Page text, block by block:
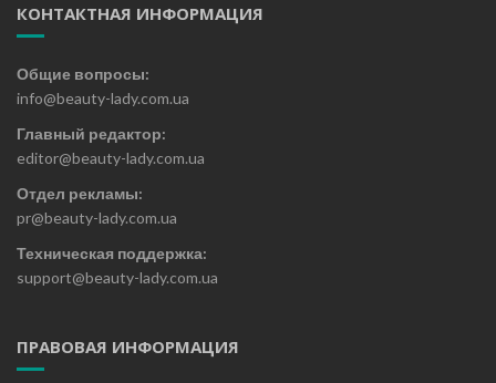
КОНТАКТНАЯ ИНФОРМАЦИЯ
Общие вопросы:
info@beauty-lady.com.ua
Главный редактор:
editor@beauty-lady.com.ua
Отдел рекламы:
pr@beauty-lady.com.ua
Техническая поддержка:
support@beauty-lady.com.ua
ПРАВОВАЯ ИНФОРМАЦИЯ